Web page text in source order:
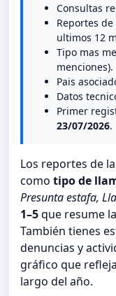
Consultas
Reportes
ultimos 12
Tipo mas
menciones).
Pais
Datos
Primer
23/07/2026.
Los reportes de
como tipo de
Presunta estafa,
1–5que resume
También tienes
denuncias y
gráfico que
largo del año.